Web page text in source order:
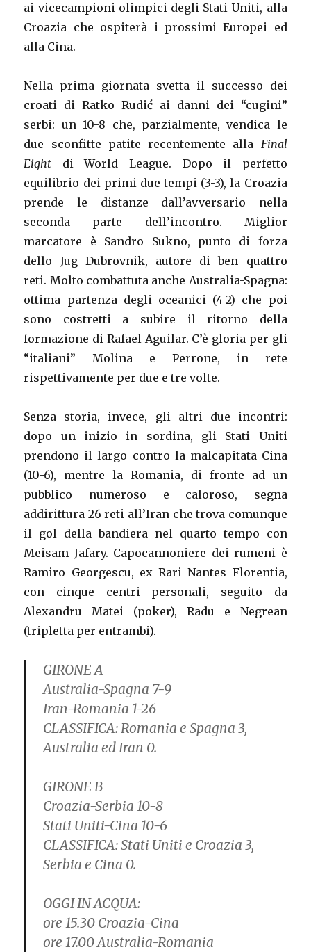
ai vicecampioni olimpici degli Stati Uniti, alla
Croazia che ospiterà i prossimi Europei ed
alla Cina.
Nella prima giornata svetta il successo dei
croati di Ratko Rudić ai danni dei “cugini”
serbi: un 10-8 che, parzialmente, vendica le
due sconfitte patite recentemente alla Final
Eight di World League. Dopo il perfetto
equilibrio dei primi due tempi (3-3), la Croazia
prende le distanze dall’avversario nella
seconda parte dell’incontro. Miglior
marcatore è Sandro Sukno, punto di forza
dello Jug Dubrovnik, autore di ben quattro
reti. Molto combattuta anche Australia-Spagna:
ottima partenza degli oceanici (4-2) che poi
sono costretti a subire il ritorno della
formazione di Rafael Aguilar. C’è gloria per gli
“italiani” Molina e Perrone, in rete
rispettivamente per due e tre volte.
Senza storia, invece, gli altri due incontri:
dopo un inizio in sordina, gli Stati Uniti
prendono il largo contro la malcapitata Cina
(10-6), mentre la Romania, di fronte ad un
pubblico numeroso e caloroso, segna
addirittura 26 reti all’Iran che trova comunque
il gol della bandiera nel quarto tempo con
Meisam Jafary. Capocannoniere dei rumeni è
Ramiro Georgescu, ex Rari Nantes Florentia,
con cinque centri personali, seguito da
Alexandru Matei (poker), Radu e Negrean
(tripletta per entrambi).
GIRONE A
Australia-Spagna 7-9
Iran-Romania 1-26
CLASSIFICA:Romania e Spagna 3,
Australia ed Iran 0.
GIRONE B
Croazia-Serbia 10-8
Stati Uniti-Cina 10-6
CLASSIFICA:Stati Uniti e Croazia 3,
Serbia e Cina 0.
OGGI IN ACQUA:
ore 15.30 Croazia-Cina
ore 17.00 Australia-Romania